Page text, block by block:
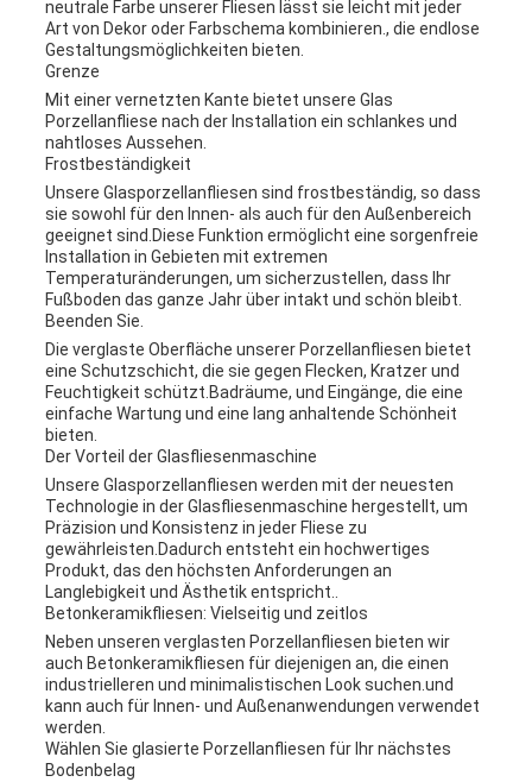
neutrale Farbe unserer Fliesen lässt sie leicht mit jeder
Art von Dekor oder Farbschema kombinieren., die endlose
Gestaltungsmöglichkeiten bieten.
Grenze
Mit einer vernetzten Kante bietet unsere Glas
Porzellanfliese nach der Installation ein schlankes und
nahtloses Aussehen.
Frostbeständigkeit
Unsere Glasporzellanfliesen sind frostbeständig, so dass
sie sowohl für den Innen- als auch für den Außenbereich
geeignet sind.Diese Funktion ermöglicht eine sorgenfreie
Installation in Gebieten mit extremen
Temperaturänderungen, um sicherzustellen, dass Ihr
Fußboden das ganze Jahr über intakt und schön bleibt.
Beenden Sie.
Die verglaste Oberfläche unserer Porzellanfliesen bietet
eine Schutzschicht, die sie gegen Flecken, Kratzer und
Feuchtigkeit schützt.Badräume, und Eingänge, die eine
einfache Wartung und eine lang anhaltende Schönheit
bieten.
Der Vorteil der Glasfliesenmaschine
Unsere Glasporzellanfliesen werden mit der neuesten
Technologie in der Glasfliesenmaschine hergestellt, um
Präzision und Konsistenz in jeder Fliese zu
gewährleisten.Dadurch entsteht ein hochwertiges
Produkt, das den höchsten Anforderungen an
Langlebigkeit und Ästhetik entspricht..
Betonkeramikfliesen: Vielseitig und zeitlos
Neben unseren verglasten Porzellanfliesen bieten wir
auch Betonkeramikfliesen für diejenigen an, die einen
industrielleren und minimalistischen Look suchen.und
kann auch für Innen- und Außenanwendungen verwendet
werden.
Wählen Sie glasierte Porzellanfliesen für Ihr nächstes
Bodenbelag